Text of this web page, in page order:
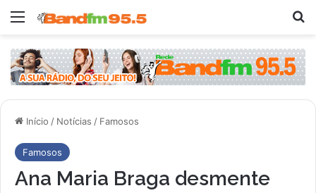
Menu
Início / Notícias / Famosos
Famosos
Ana Maria Braga desmente